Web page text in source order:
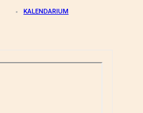
KALENDARIUM